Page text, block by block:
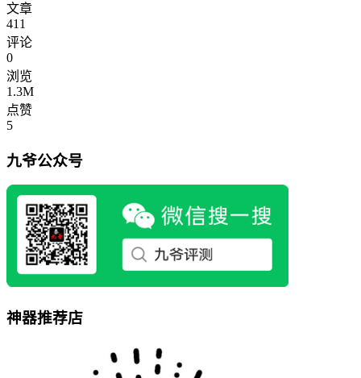
文章
411
评论
0
浏览
1.3M
点赞
5
九爷公众号
神器推荐店